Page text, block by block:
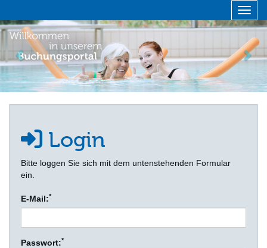
zurück
Login
Bitte loggen Sie sich mit dem untenstehenden Formular
ein.
E-Mail:*
Passwort:*